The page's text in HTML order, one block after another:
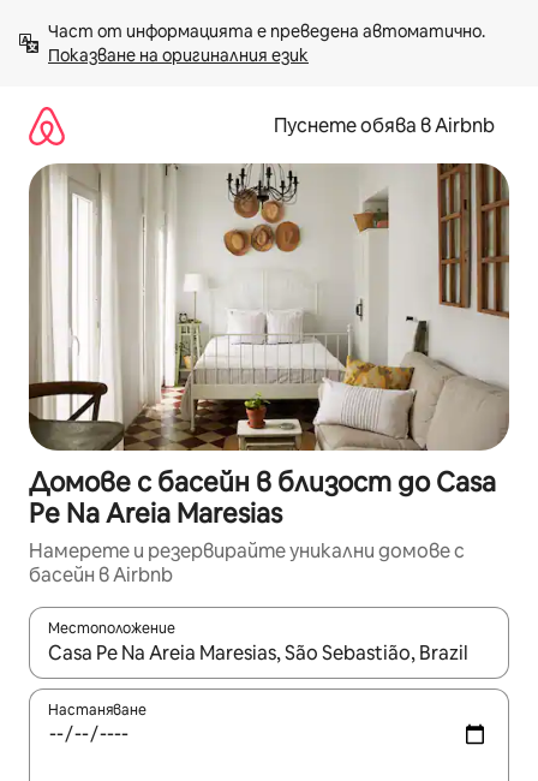
към
съдържанието
Показване на оригиналния език
Пуснете обява в Airbnb
Домове с басейн в близост до Casa
Pe Na Areia Maresias
Намерете и резервирайте уникални домове с
басейн в Airbnb
Местоположение
Когато резултатите се покажат, използвайте
Настаняване